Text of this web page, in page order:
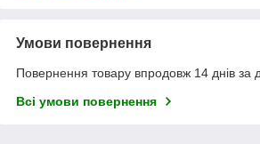
Умови повернення
Повернення товару впродовж 14 днів за
Всі умови повернення